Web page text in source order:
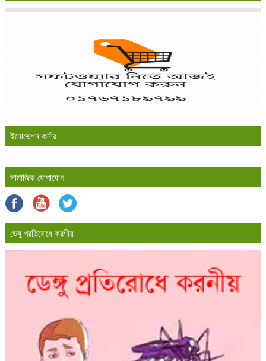
ইনোভেশন কর্নার
সামাজিক যোগাযোগ
ডেঙ্গু প্রতিরোধে করণীয়